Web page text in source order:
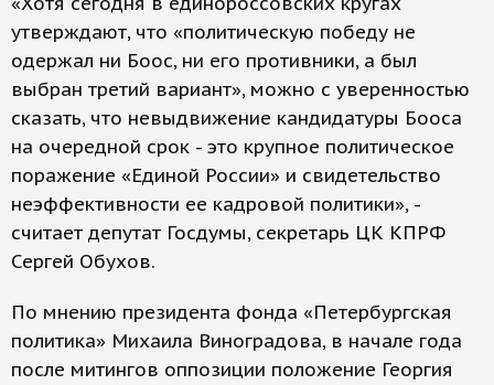
утверждают, что «политическую победу не
одержал ни Боос, ни его противники, а был
выбран третий вариант», можно с уверенностью
сказать, что невыдвижение кандидатуры Бооса
на очередной срок - это крупное политическое
поражение «Единой России» и свидетельство
неэффективности ее кадровой политики», -
считает депутат Госдумы, секретарь ЦК КПРФ
Сергей Обухов.
По мнению президента фонда «Петербургская
политика» Михаила Виноградова, в начале года
после митингов оппозиции положение Георгия